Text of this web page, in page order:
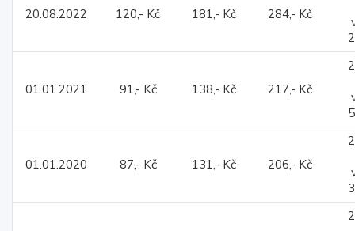
20.08.2022 120,- Kč 181,- Kč 284,- Kč
01.01.2021 91,- Kč 138,- Kč 217,- Kč
01.01.2020 87,- Kč 131,- Kč 206,- Kč